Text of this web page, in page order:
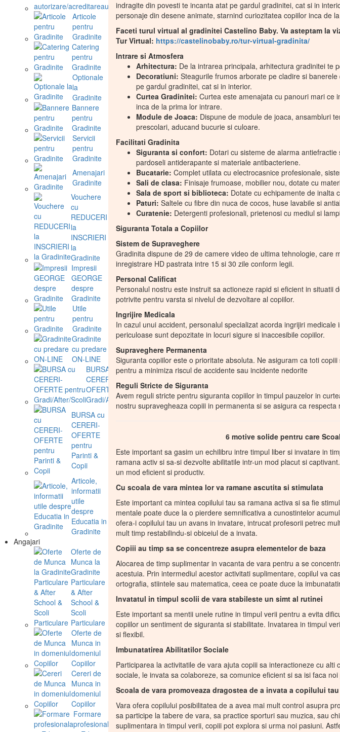
autorizare/acreditare
Articole
pentru
Gradinite
Catering
pentru
Gradinite
Optionale
la
Gradinite
Bannere
pentru
Gradinite
Servicii
pentru
Gradinite
Amenajari
Gradinite
Vouchere
cu
REDUCERI
la
INSCRIERI
la
Gradinite
Impresii
GEORGE
despre
Gradinite
Utile
pentru
Gradinite
Gradinite
cu predare
ON-LINE
BURSA cu
CERERI-
OFERTE pentru
Gradi/After/Scoli
BURSA cu
CERERI-
OFERTE
pentru
Parinti &
Copii
Articole,
informatii
utile
despre
Educatia in
Gradinite
Angajari
Oferte de
Munca la
Gradinite
Particulare
& After
School &
Scoli
Particulare
Oferte de
Munca in
domeniul
Copiilor
Cereri de
Munca in
domeniul
Copiilor
Formare
profesionala
indragite din povesti te incanta atat pe gardul gradinitei, cat si in
personaje din desene animate, starnind curiozitatea copiilor inca de
Faceti turul virtual al gradinitei Castelino Baby. Va asteptam la
Tur Virtual: https://castelinobaby.ro/tur-virtual-gradinita/
Intrare si Atmosfera
Arhitectura: De la intrarea principala, arhitectura gradinitei te
Decoratiuni: Steagurile frumos arborate pe cladire si
pe gardul gradinitei, cat si in interior.
Curtea Gradinitei: Curtea este amenajata cu panouri mari ce
inca de la prima lor intrare.
Module de Joaca: Dispune de module de joaca, ansambluri
prescolari, aducand bucurie si culoare.
Facilitati Gradinita
Siguranta si confort: Dotari cu sisteme de alarma
pardoseli antiderapante si materiale antibacteriene.
Bucatarie: Complet utilata cu electrocasnice profesionale,
Sali de clasa: Finisaje frumoase, mobilier nou, dotate cu
Sala de sport si biblioteca: Dotate cu echipamente de inalta
Paturi: Saltele cu fibre din nuca de cocos, huse lavabile si
Curatenie: Detergenti profesionali, prietenosi cu mediul si
Siguranta Totala a Copiilor
Sistem de Supraveghere
Gradinita dispune de 29 de camere video de ultima tehnologie, care
inregistrare HD pastrata intre 15 si 30 zile conform legii.
Personal Calificat
Personalul nostru este instruit sa actioneze rapid si eficient in
potrivite pentru varsta si nivelul de dezvoltare al copiilor.
Ingrijire Medicala
In cazul unui accident, personalul specializat acorda ingrijiri
periculoase sunt depozitate in locuri sigure si inaccesibile copiilor.
Supraveghere Permanenta
Siguranta copiilor este o prioritate absoluta. Ne asiguram ca toti
pentru a minimiza riscul de accidente sau incidente nedorite
Reguli Stricte de Siguranta
Avem reguli stricte pentru siguranta copiilor in timpul pauzelor in
nostru supravegheaza copiii in permanenta si se asigura ca respecta
6 motive solide pentru care
Este important sa gasim un echilibru intre timpul liber si invatare in
ramana activ si sa-si dezvolte abilitatile intr-un mod placut si
un mod eficient si productiv.
Cu scoala de vara mintea lor va ramane ascutita si stimulata
Este important ca mintea copilului tau sa ramana activa si sa fie
mentale poate duce la o pierdere semnificativa a cunostintelor
ofera-i copilului tau un avans in invatare, intrucat profesorii petrec
mult timp restabilindu-si obiceiul de a invata.
Copiii au timp sa se concentreze asupra elementelor de baza
Alocarea de timp suplimentar in vacanta de vara pentru a se
acestuia. Prin intermediul acestor activitati suplimentare, copilul va
ortografia, stiintele sau matematica, ceea ce poate duce la
Invatatul in timpul scolii de vara stabileste un simt al rutinei
Este important sa mentii unele rutine in timpul verii pentru a evita
copiilor un sentiment de siguranta si stabilitate. Invatarea in timpul
si flexibil.
Imbunatatirea Abilitatilor Sociale
Participarea la activitatile de vara ajuta copiii sa interactioneze cu
sociale, le invata sa colaboreze, sa comunice eficient si sa isi faca
Scoala de vara promoveaza dragostea de a invata a copilului tau
Vara ofera copilului posibilitatea de a avea mai mult control asupra
sa participe la tabere de vara, sa practice sporturi sau muzica, sau
suplimentara in timpul verii, copiii pot explora si urma noi pasiuni.